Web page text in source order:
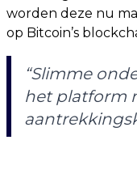
worden deze nu
op Bitcoin’s
“Slimme
het platform